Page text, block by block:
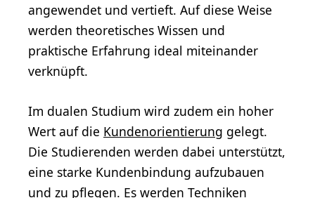
angewendet und vertieft. Auf diese Weise
werden theoretisches Wissen und
praktische Erfahrung ideal miteinander
verknüpft.
Im dualen Studium wird zudem ein hoher
Wert auf die Kundenorientierung gelegt.
Die Studierenden werden dabei unterstützt,
eine starke Kundenbindung aufzubauen
und zu pflegen. Es werden Techniken